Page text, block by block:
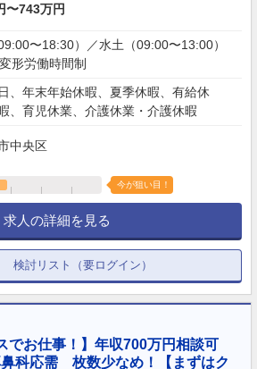
〜743万円
〜18:30）／水土（09:00〜13:00）
形労働時間制
、年末年始休暇、夏季休暇、有給休
、育児休業、介護休業・介護休暇
中央区
今が狙い目！
求人の詳細を見る
検討リスト（要ログイン）
でお仕事！】年収700万円相談可
科応需 枚数少なめ！【まずはク